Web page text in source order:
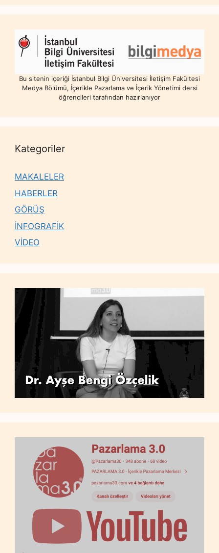
Bu sitenin içeriği İstanbul Bilgi Üniversitesi İletişim Fakültesi
Medya Bölümü, İçerikle Pazarlama ve İçerik Yönetimi dersi
öğrencileri tarafından hazırlanıyor
Kategoriler
MAKALELER
HABERLER
GÖRÜŞ
İNFOGRAFİK
VİDEO